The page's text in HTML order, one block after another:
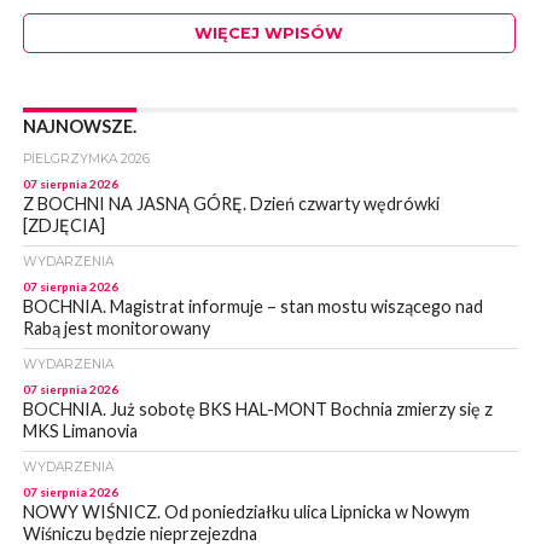
WIĘCEJ WPISÓW
NAJNOWSZE.
PIELGRZYMKA 2026
07 sierpnia 2026
Z BOCHNI NA JASNĄ GÓRĘ. Dzień czwarty wędrówki
[ZDJĘCIA]
WYDARZENIA
07 sierpnia 2026
BOCHNIA. Magistrat informuje – stan mostu wiszącego nad
Rabą jest monitorowany
WYDARZENIA
07 sierpnia 2026
BOCHNIA. Już sobotę BKS HAL-MONT Bochnia zmierzy się z
MKS Limanovia
WYDARZENIA
07 sierpnia 2026
NOWY WIŚNICZ. Od poniedziałku ulica Lipnicka w Nowym
Wiśniczu będzie nieprzejezdna